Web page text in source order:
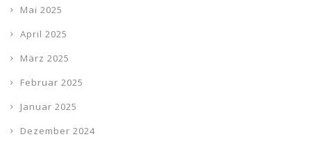
Mai 2025
April 2025
März 2025
Februar 2025
Januar 2025
Dezember 2024